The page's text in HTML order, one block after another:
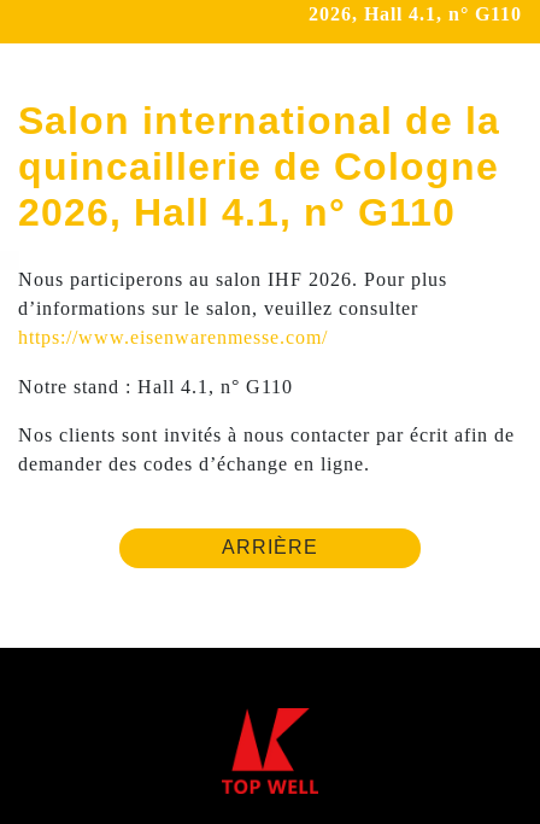
2026, Hall 4.1, n° G110
Salon international de la
quincaillerie de Cologne
2026, Hall 4.1, n° G110
Nous participerons au salon IHF 2026. Pour plus
d’informations sur le salon, veuillez consulter
https://www.eisenwarenmesse.com/
Notre stand : Hall 4.1, n° G110
Nos clients sont invités à nous contacter par écrit afin de
demander des codes d’échange en ligne.
ARRIÈRE